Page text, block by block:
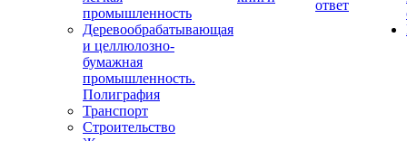
промышленность
Деревообрабатывающая
и целлюлозно-
бумажная
промышленность.
Полиграфия
Транспорт
Строительство
ответ